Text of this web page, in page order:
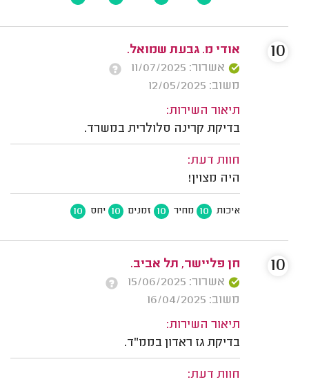
אודי מ. גבעת שמואל.
אשרור: 11/07/2025
משוב: 12/05/2025
תיאור השירות:
בדיקת קרינה סלולרית במשרד.
חוות דעת:
היה מצוין!
איכות 10 מחיר 10 זמנים 10 יחס 10
10
חן פליישר, תל אביב.
אשרור: 15/06/2025
משוב: 16/04/2025
תיאור השירות:
בדיקת גז ראדון בממ"ד.
חוות דעת:
10